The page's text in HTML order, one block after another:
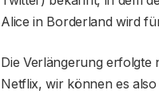
Alice in Borderland wird
Die Verlängerung
Netflix, wir können es